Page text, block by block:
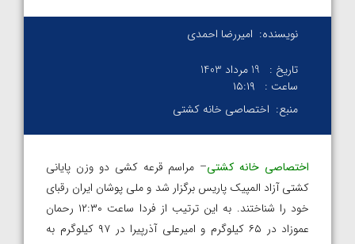
نویسنده: امیررضا احمدی
تاریخ :
19 مرداد 1403
ساعت :
۱۵:۱۹
منبع: اختصاصی خانه کشتی
اختصاصی خانه کشتی– مراسم قرعه کشی دو وزن پایانی
کشتی آزاد المپیک پاریس برگزار شد و ملی پوشان ایران رقبای
خود را شناختند. به این ترتیب از فردا ساعت ۱۲:۳۰ رحمان
عموزاد در ۶۵ کیلوگرم و امیرعلی آذرپیرا در ۹۷ کیلوگرم به